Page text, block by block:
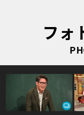
フォ